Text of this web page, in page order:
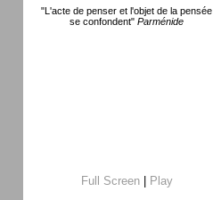
"L'acte de penser et l'objet de la pensée
se confondent" Parménide
Full Screen|
Play